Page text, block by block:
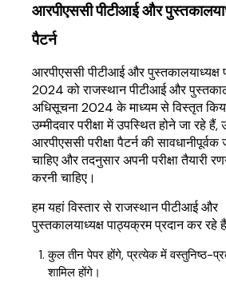
आरपीएससी पीटीआई और
पैटर्न
आरपीएससी पीटीआई और पुस्तकालयाध्यक्ष
2024 को राजस्थान पीटीआई और
अधिसूचना 2024 के माध्यम से विस्तृत
उम्मीदवार परीक्षा में उपस्थित होने जा रहे
आरपीएससी परीक्षा पैटर्न की
चाहिए और तदनुसार अपनी परीक्षा तैयारी
करनी चाहिए।
हम यहां विस्तार से राजस्थान पीटीआई और
पुस्तकालयाध्यक्ष पाठ्यक्रम प्रदान कर रहे
कुल तीन पेपर होंगे, प्रत्येक में वस्तुनिष्ठ-
शामिल होंगे।